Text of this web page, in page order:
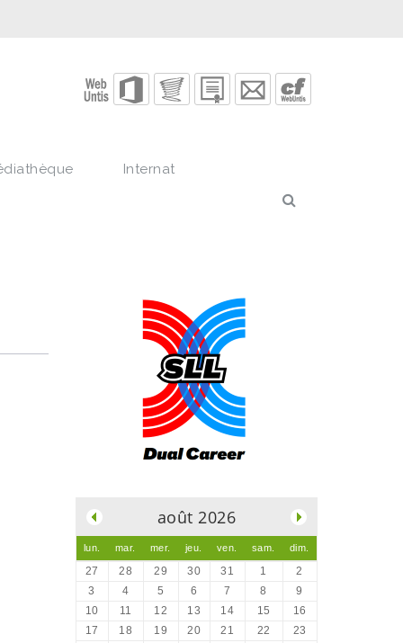
Internat
août 2026
lun. mar. mer. jeu. ven. sam. dim.
27 28 29 30 31 1
2
3
4 5 6 7 8
9
10
11 12 13 14 15
16
17
18 19 20 21 22
23